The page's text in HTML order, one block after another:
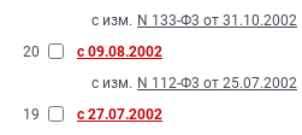
с изм. N 133-Ф3 от 31.10.2002
20
с 09.08.2002
с изм. N 112-Ф3 от 25.07.2002
19
с 27.07.2002